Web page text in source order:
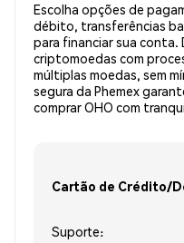
Escolha opções de
débito, transferências
para financiar sua conta.
criptomoedas com
múltiplas moedas, sem
segura da Phemex
comprar OHO com
Cartão de Crédito/
Suporte: